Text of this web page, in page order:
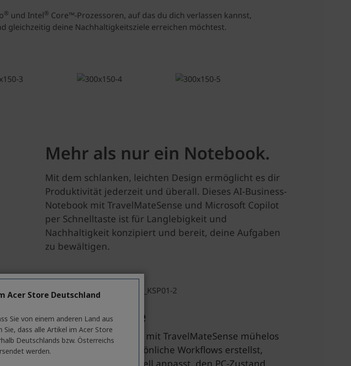
Acer Store Deutschland
Sie von einem anderen Land aus
dass alle Artikel im Acer Store
Deutschlands bzw. Österreichs
werden.